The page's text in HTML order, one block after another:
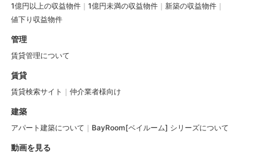
1億円以上の収益物件
1億円未満の収益物件
新築の収益物件
値下り収益物件
管理
賃貸管理について
賃貸
賃貸検索サイト 仲介業者様向け
建築
アパート建築について BayRoom[ベイルーム] シリーズについて
動画を見る